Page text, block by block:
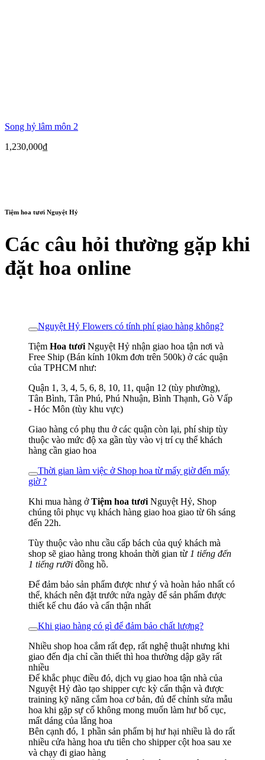
Song hỷ lâm môn 2
1,230,000₫
Tiệm hoa tươi Nguyệt Hỷ
Các câu hỏi thường gặp khi
đặt hoa online
Nguyệt Hỷ Flowers có tính phí giao hàng không?
Tiệm Hoa tươi Nguyệt Hỷ nhận giao hoa tận nơi và
Free Ship (Bán kính 10km đơn trên 500k) ở các quận
của TPHCM như:
Quận 1, 3, 4, 5, 6, 8, 10, 11, quận 12 (tùy phường),
Tân Bình, Tân Phú, Phú Nhuận, Bình Thạnh, Gò Vấp
- Hóc Môn (tùy khu vực)
Giao hàng có phụ thu ở các quận còn lại, phí ship tùy
thuộc vào mức độ xa gần tùy vào vị trí cụ thể khách
hàng cần giao hoa
Thời gian làm việc ở Shop hoa từ mấy giờ đến mấy
giờ ?
Khi mua hàng ởTiệm hoa tươi Nguyệt Hỷ, Shop
chúng tôi phục vụ khách hàng giao hoa giao từ 6h sáng
đến 22h.
Tùy thuộc vào nhu cầu cấp bách của quý khách mà
shop sẽ giao hàng trong khoản thời gian từ 1 tiếng đến
1 tiếng rưỡi đồng hồ.
Để đảm bảo sản phẩm được như ý và hoàn hảo nhất có
thể, khách nên đặt trước nửa ngày để sản phẩm được
thiết kế chu đáo và cẩn thận nhất
Khi giao hàng có gì để đảm bảo chất lượng?
Nhiều shop hoa cắm rất đẹp, rất nghệ thuật nhưng khi
giao đến địa chỉ cần thiết thì hoa thường dập gãy rất
nhiều
Để khắc phục điều đó, dịch vụ giao hoa tận nhà của
Nguyệt Hỷ đào tạo shipper cực kỳ cẩn thận và được
training kỹ năng cắm hoa cơ bản, đủ để chỉnh sửa mẫu
hoa khi gặp sự cố không mong muốn làm hư bố cục,
mất dáng của lẵng hoa
Bên cạnh đó, 1 phần sản phẩm bị hư hại nhiều là do rất
nhiều cửa hàng hoa ưu tiên cho shipper cột hoa sau xe
và chạy đi giao hàng